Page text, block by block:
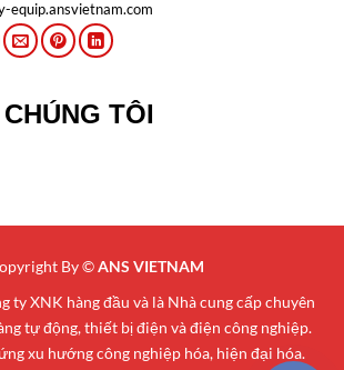
equip.ansvietnam.com
TÔI
By ©ANS VIETNAM
ty XNK hàng đầu và là Nhà cung cấp chuyên
tự động, thiết bị điện và điện công nghiệp.
xu hướng công nghiệp hóa, hiện đại hóa.